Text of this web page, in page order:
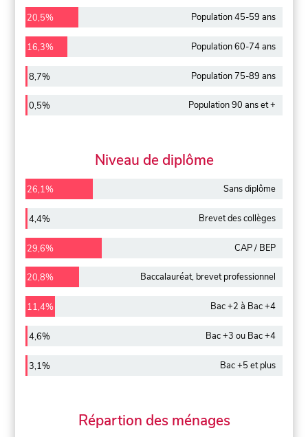
20,5% Population 45-59 ans
16,3% Population 60-74 ans
8,7% Population 75-89 ans
0,5% Population 90 ans et +
Niveau de diplôme
26,1% Sans diplôme
4,4% Brevet des collèges
29,6% CAP / BEP
20,8% Baccalauréat, brevet professionnel
11,4% Bac +2 à Bac +4
4,6% Bac +3 ou Bac +4
3,1% Bac +5 et plus
Répartion des ménages